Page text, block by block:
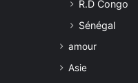
R.D Congo
Sénégal
amour
Asie